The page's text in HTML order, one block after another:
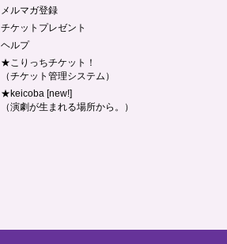
メルマガ登録
チケットプレゼント
ヘルプ
★こりっちチケット！
（チケット管理システム）
★keicoba [new!]
（演劇が生まれる場所から。）